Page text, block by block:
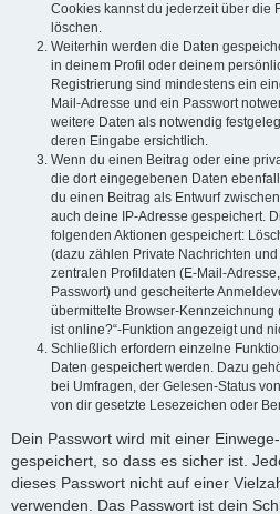
Cookies kannst du jederzeit über die
löschen.
Weiterhin werden die Daten
in deinem Profil oder deinem
Registrierung sind mindestens ein
Mail-Adresse und ein Passwort
weitere Daten als notwendig
deren Eingabe ersichtlich.
Wenn du einen Beitrag oder eine
die dort eingegebenen Daten
du einen Beitrag als Entwurf
auch deine IP-Adresse gespeichert.
folgenden Aktionen gespeichert:
(dazu zählen Private Nachrichten
zentralen Profildaten (E-Mail-
Passwort) und gescheiterte
übermittelte Browser-Kennzeichnung
ist online?“-Funktion angezeigt und
Schließlich erfordern einzelne
Daten gespeichert werden. Dazu
bei Umfragen, der Gelesen-Status
von dir gesetzte Lesezeichen oder
Dein Passwort wird mit einer
gespeichert, so dass es sicher ist.
dieses Passwort nicht auf einer
verwenden. Das Passwort ist dein